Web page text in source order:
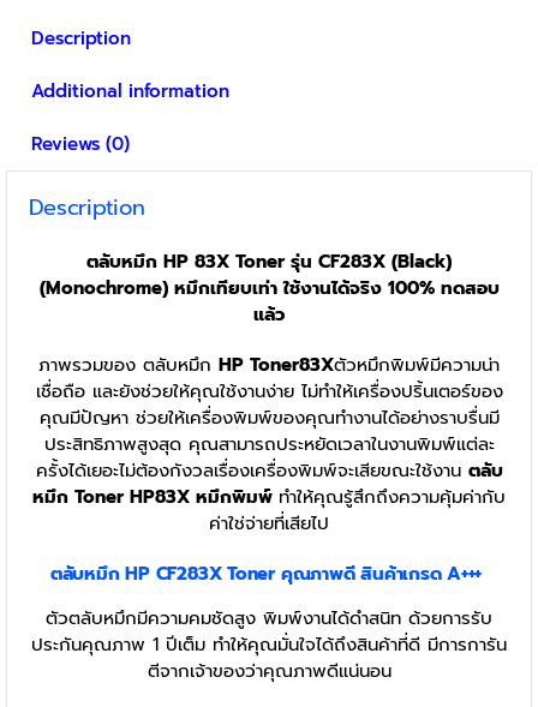
Description
Additional information
Reviews (0)
Description
ตลับหมึก HP 83X Toner รุ่น CF283X (Black)
(Monochrome) หมึกเทียบเท่า ใช้งานได้จริง 100% ทดสอบ
แล้ว
ภาพรวมของ ตลับหมึก HP Toner83Xตัวหมึกพิมพ์มีความน่า
เชื่อถือ และยังช่วยให้คุณใช้งานง่าย ไม่ทำให้เครื่องปริ้นเตอร์ของ
คุณมีปัญหา ช่วยให้เครื่องพิมพ์ของคุณทำงานได้อย่างราบรื่นมี
ประสิทธิภาพสูงสุด คุณสามารถประหยัดเวลาในงานพิมพ์แต่ละ
ครั้งได้เยอะไม่ต้องกังวลเรื่องเครื่องพิมพ์จะเสียขณะใช้งาน ตลับ
หมึก Toner HP83X หมึกพิมพ์ ทำให้คุณรู้สึกถึงความคุ้มค่ากับ
ค่าใช่จ่ายที่เสียไป
ตลับหมึก HP CF283X Tonerคุณภาพดี สินค้าเกรด A+++
ตัวตลับหมึกมีความคมชัดสูง พิมพ์งานได้ดำสนิท ด้วยการรับ
ประกันคุณภาพ 1 ปีเต็ม ทำให้คุณมั่นใจได้ถึงสินค้าที่ดี มีการการัน
ตีจากเจ้าของว่าคุณภาพดีแน่นอน